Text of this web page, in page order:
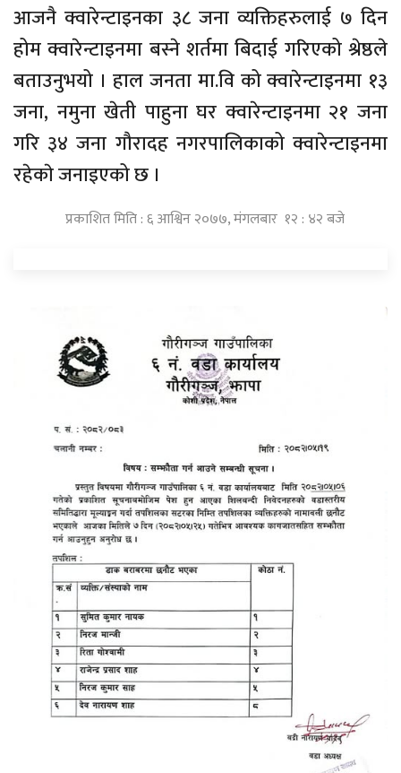
आजनै क्वारेन्टाइनका ३८ जना व्यक्तिहरुलाई ७ दिन
होम क्वारेन्टाइनमा बस्ने शर्तमा बिदाई गरिएको श्रेष्ठले
बताउनुभयो । हाल जनता मा.वि को क्वारेन्टाइनमा १३
जना, नमुना खेती पाहुना घर क्वारेन्टाइनमा २१ जना
गरि ३४ जना गौरादह नगरपालिकाको क्वारेन्टाइनमा
रहेकाे जनाइएको छ ।
प्रकाशित मिति : ६ आश्विन २०७७, मंगलबार १२ : ४२ बजे